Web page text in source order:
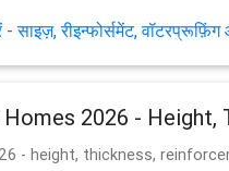
रीइन्फोर्समेंट, वॉटरप्रूफ़िंग
2026 -
- height, thickness,